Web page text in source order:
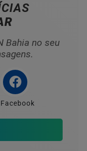
Bahia no seu
Facebook